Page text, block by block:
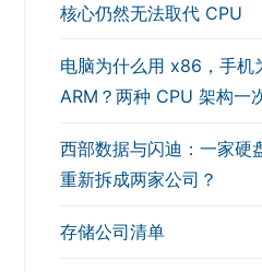
核心仍然无法取代 CPU
电脑为什么用 x86，手机
ARM？两种 CPU 架构一
西部数据与闪迪：一家硬
重新拆成两家公司？
存储公司清单